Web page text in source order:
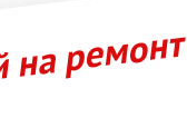
ремонт